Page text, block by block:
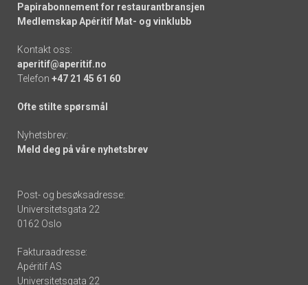
Papirabonnement for restaurantbransjen
Medlemskap Apéritif Mat- og vinklubb
Kontakt oss:
aperitif@aperitif.no
Telefon +47 21 45 61 60
Ofte stilte spørsmål
Nyhetsbrev:
Meld deg på våre nyhetsbrev
Post- og besøksadresse:
Universitetsgata 22
0162 Oslo
Fakturaadresse:
Apéritif AS
Universitetsgata 22